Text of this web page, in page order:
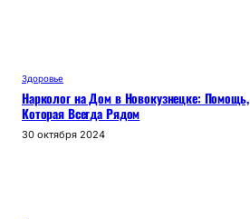
Здоровье
Нарколог на Дом в Новокузнецке: Помощь,
Которая Всегда Рядом
30 октября 2024